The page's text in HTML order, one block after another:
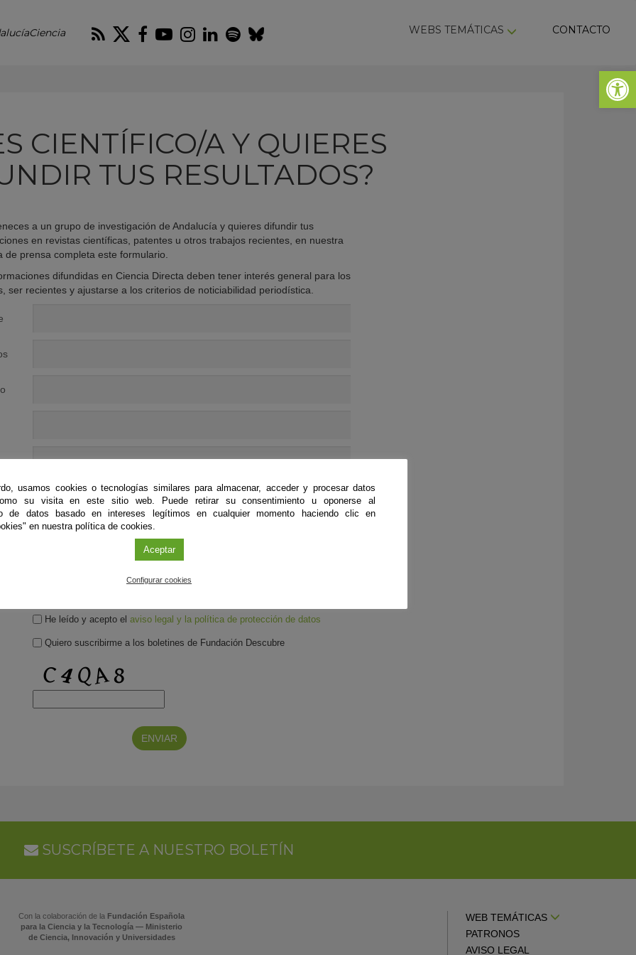
Abrir
RSS Twitter
Facebook
Youtube
Instagram
LinkedIn
Spotify
Bluesky WEBS TEMÁTICAS CONTACTO
CIENTÍFICO/A Y QUIERES
TUS RESULTADOS?
a un grupo de investigación de Andalucía y quieres difundir tus
en revistas científicas, patentes u otros trabajos recientes, en nuestra
de prensa completa este formulario.
difundidas en Ciencia Directa deben tener interés general para los
ser recientes y ajustarse a los criterios de noticiabilidad periodística.
He leído y acepto el aviso legal y la política de protección de datos
Quiero suscribirme a los boletines de Fundación Descubre
SUSCRÍBETE A NUESTRO BOLETÍN
Con la colaboración de la Fundación Española
para la Ciencia y la Tecnología — Ministerio
de Ciencia, Innovación y Universidades
WEB TEMÁTICAS
PATRONOS
AVISO LEGAL
usamos cookies o tecnologías similares para almacenar, acceder y procesar datos
su visita en este sitio web. Puede retirar su consentimiento u oponerse al
de datos basado en intereses legítimos en cualquier momento haciendo clic en
en nuestra política de cookies.
Aceptar
Configurar cookies